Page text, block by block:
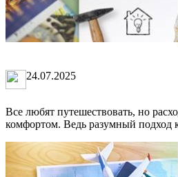
24.07.2025
Все любят путешествовать, но
комфортом. Ведь разумный подход